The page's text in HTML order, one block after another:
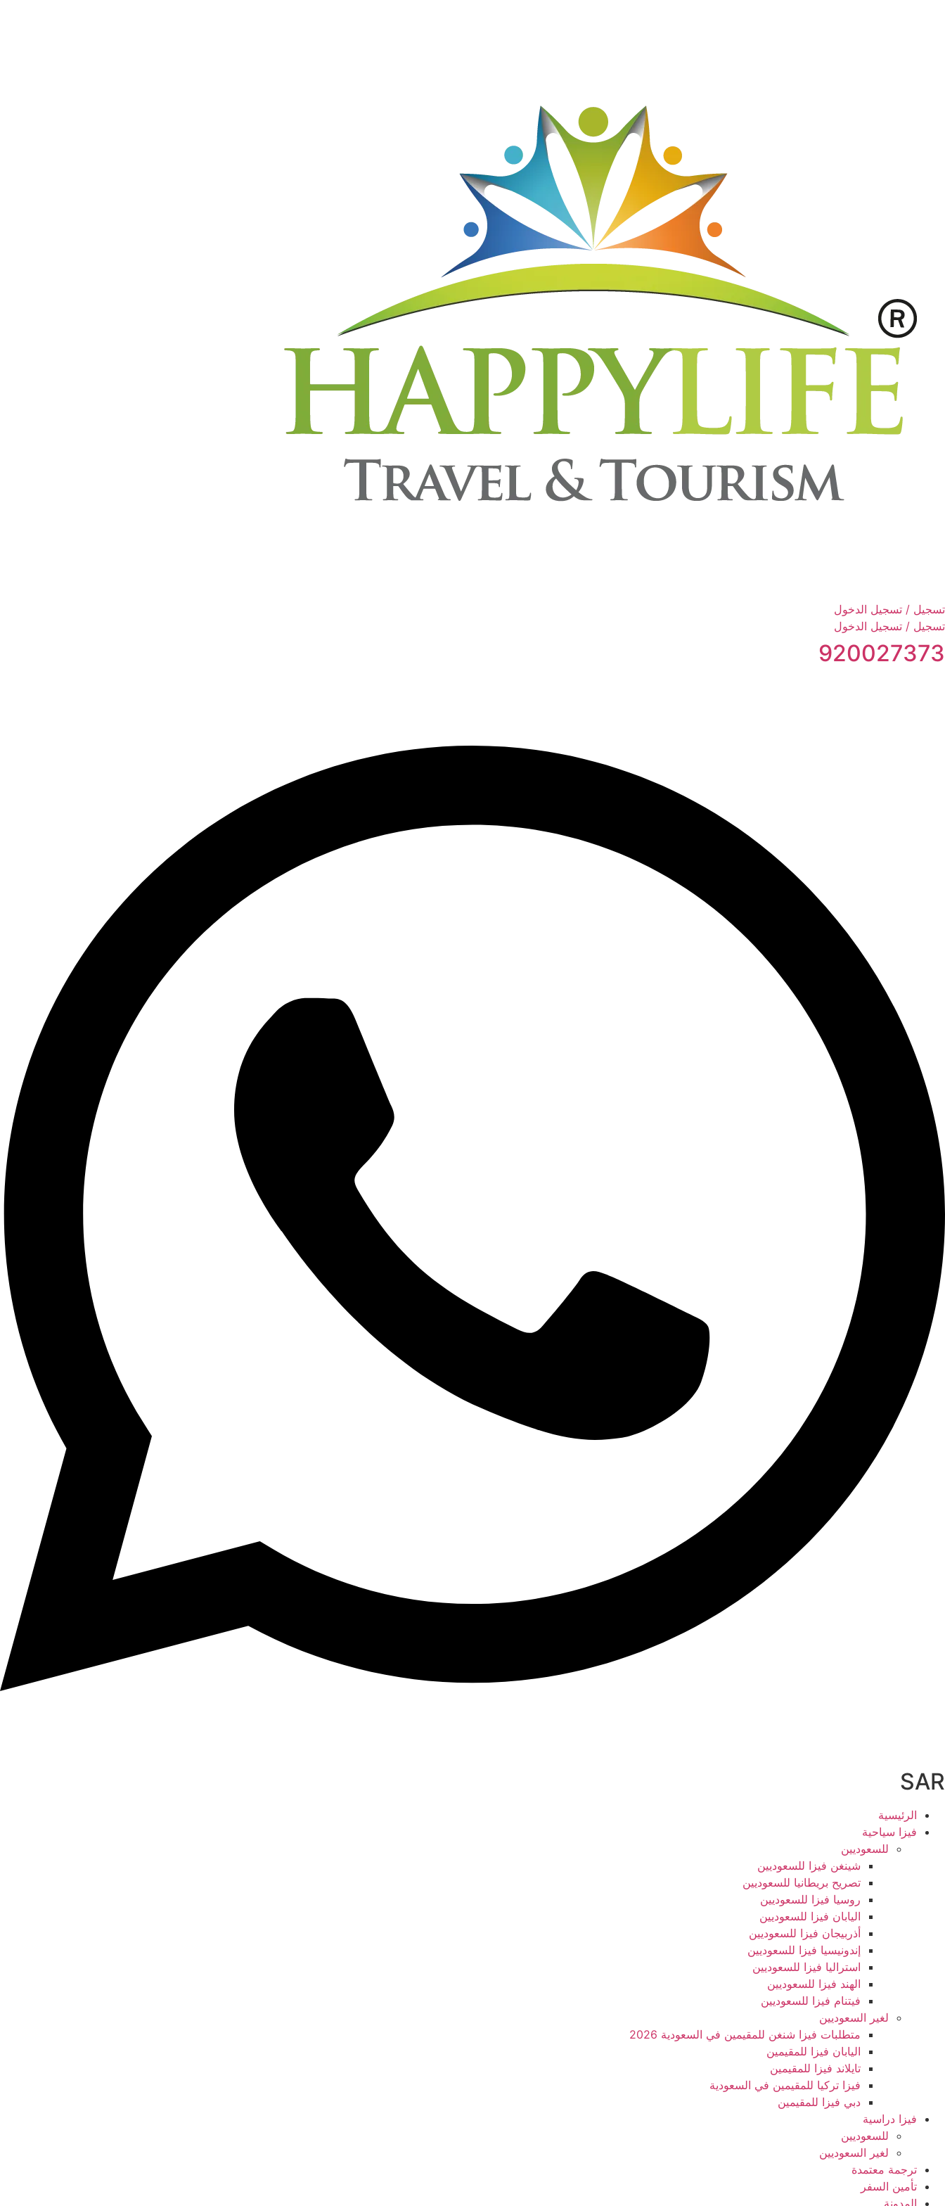
تسجيل / تسجيل الدخول
تسجيل / تسجيل الدخول
920027373
SAR
الرئيسية
فيزا سياحية
للسعوديين
شينغن فيزا للسعوديين
تصريح بريطانيا للسعوديين
روسيا فيزا للسعوديين
اليابان فيزا للسعوديين
أذربيجان فيزا للسعوديين
إندونيسيا فيزا للسعوديين
استراليا فيزا للسعوديين
الهند فيزا للسعوديين
فيتنام فيزا للسعوديين
لغير السعوديين
متطلبات فيزا شنغن للمقيمين في السعودية 2026
اليابان فيزا للمقيمين
تايلاند فيزا للمقيمين
فيزا تركيا للمقيمين في السعودية
دبي فيزا للمقيمين
فيزا دراسية
للسعوديين
لغير السعوديين
ترجمة معتمدة
تأمين السفر
المدونة